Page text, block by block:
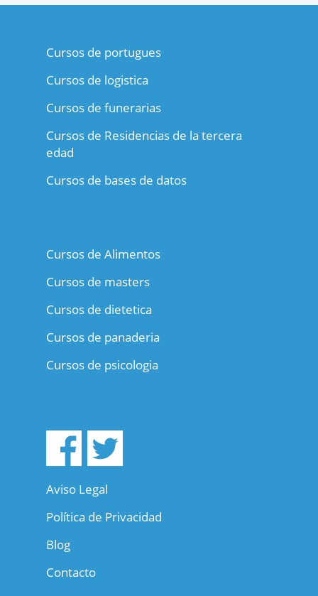
Cursos de portugues
Cursos de logistica
Cursos de funerarias
Cursos de Residencias de la tercera
edad
Cursos de bases de datos
Cursos de Alimentos
Cursos de masters
Cursos de dietetica
Cursos de panaderia
Cursos de psicologia
Aviso Legal
Política de Privacidad
Blog
Contacto